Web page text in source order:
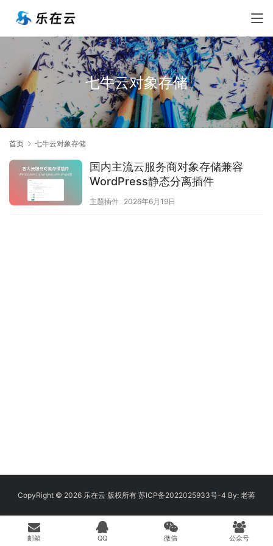
七牛云对象存储
首页 七牛云对象存储
国内主流云服务商对象存储兼容
WordPress静态分离插件
主题插件 2026年6月19日
CopyRight © 2026 乐在云 版权所有 苏ICP备2022025933号-4 By: 老蒋
邮箱 QQ 微信 公众号